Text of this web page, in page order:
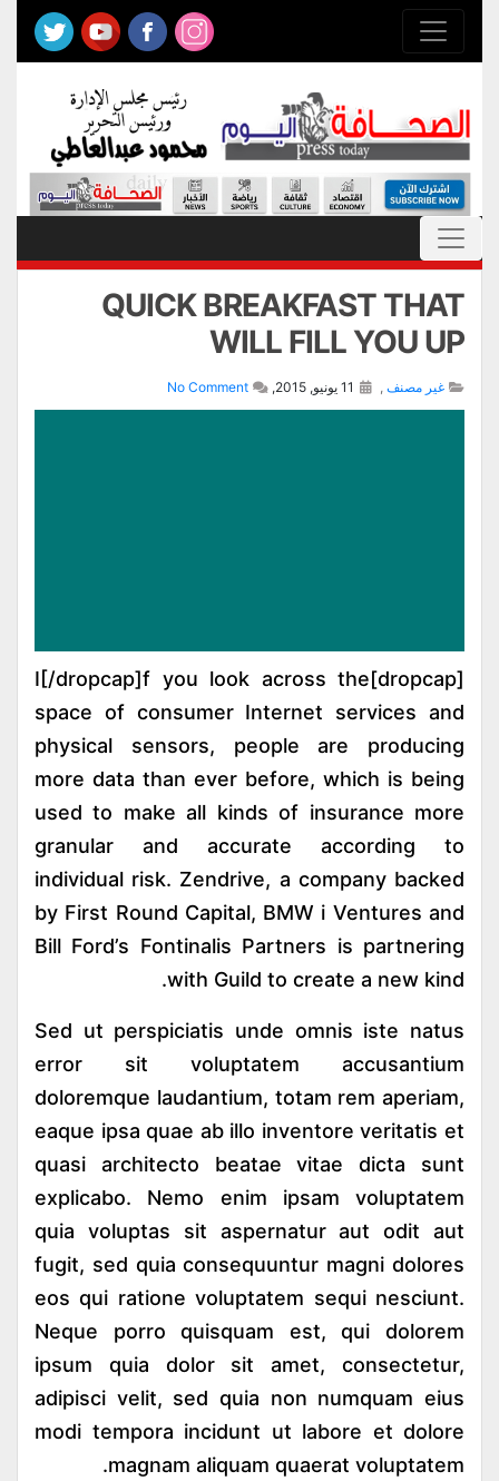
QUICK BREAKFAST THAT
WILL FILL YOU UP
غير مصنف ,
No Comment
[dropcap]I[/dropcap]f you look across the
space of consumer Internet services and
physical sensors, people are producing
more data than ever before, which is being
used to make all kinds of insurance more
granular and accurate according to
individual risk. Zendrive, a company backed
by First Round Capital, BMW i Ventures and
Bill Ford’s Fontinalis Partners is partnering
with Guild to create a new kind.
Sed ut perspiciatis unde omnis iste natus
error sit voluptatem accusantium
doloremque laudantium, totam rem aperiam,
eaque ipsa quae ab illo inventore veritatis et
quasi architecto beatae vitae dicta sunt
explicabo. Nemo enim ipsam voluptatem
quia voluptas sit aspernatur aut odit aut
fugit, sed quia consequuntur magni dolores
eos qui ratione voluptatem sequi nesciunt.
Neque porro quisquam est, qui dolorem
ipsum quia dolor sit amet, consectetur,
adipisci velit, sed quia non numquam eius
modi tempora incidunt ut labore et dolore
magnam aliquam quaerat voluptatem.